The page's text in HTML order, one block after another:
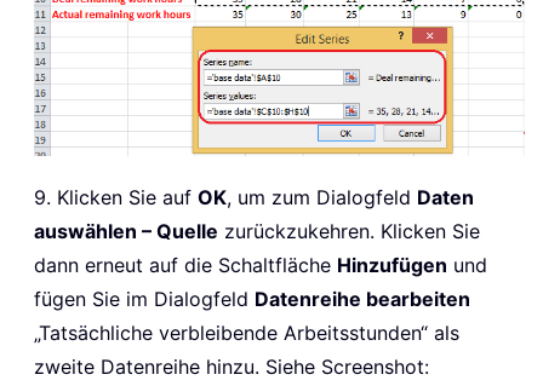
9. Klicken Sie auf OK, um zum Dialogfeld Daten
auswählen – Quelle zurückzukehren. Klicken Sie
dann erneut auf die Schaltfläche Hinzufügen und
fügen Sie im Dialogfeld Datenreihe bearbeiten
„Tatsächliche verbleibende Arbeitsstunden“ als
zweite Datenreihe hinzu. Siehe Screenshot: